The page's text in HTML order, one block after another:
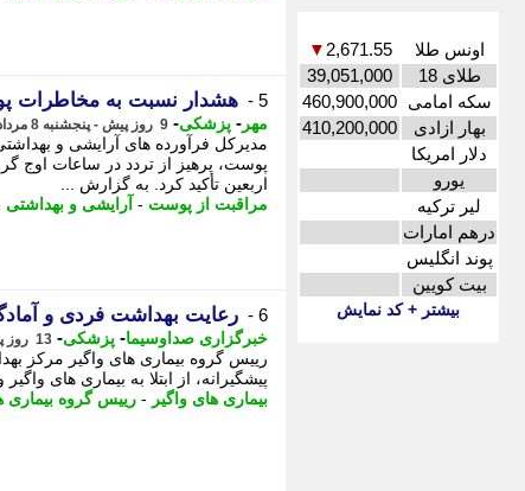
اونس طلا 2,671.55
▼
طلای 18
39,051,000
سکه امامی 460,900,000
بهار ازادی
410,200,000
دلار امریکا
یورو
لیر ترکیه
درهم امارات
پوند انگلیس
بیت کویین
بیشتر + کد نمایش
5 - هشدار نسبت به مخاطرات
مهر - پزشکی- 9 روز پیش - پنجشنبه 8 مرداد 1405، 09:15
مدیرکل فرآورده های آرایشی و
پوست، پرهیز از تردد در ساعات اوج
اربعین تأکید کرد. به گزارش ...
مراقبت از پوست - آرایشی و بهداشتی
6 - رعایت بهداشت فردی و
خبرگزاری صداوسیما- پزشکی- 13 روز پیش - یکشنبه 4 مرداد 1405، 15:15
رییس گروه بیماری های واگیر مرکز
پیشگیرانه، از ابتلا به بیماری های
بیماری های واگیر - رییس گروه بیماری